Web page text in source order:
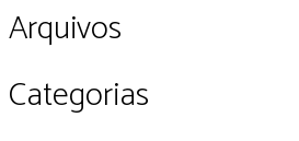
Arquivos
Categorias